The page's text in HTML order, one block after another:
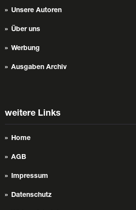
Unsere Autoren
Über uns
Werbung
Ausgaben Archiv
weitere Links
Home
AGB
Impressum
Datenschutz